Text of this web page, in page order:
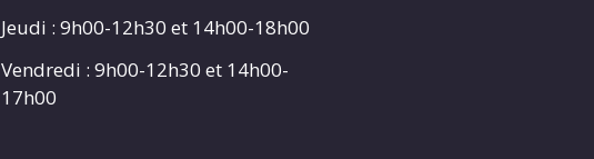
Jeudi : 9h00-12h30 et 14h00-18h00
Vendredi : 9h00-12h30 et 14h00-
17h00